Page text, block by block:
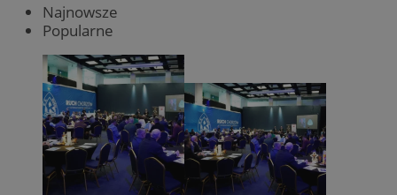
Najnowsze
Popularne